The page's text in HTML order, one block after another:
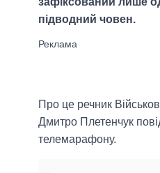
підводний човен.
Про це речник
Дмитро Плетенчук
телемарафону.